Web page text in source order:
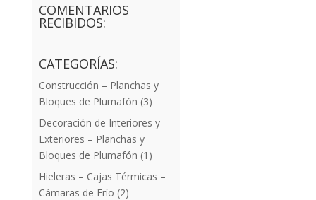
COMENTARIOS
RECIBIDOS:
CATEGORÍAS:
Construcción – Planchas y
Bloques de Plumafón (3)
Decoración de Interiores y
Exteriores – Planchas y
Bloques de Plumafón (1)
Hieleras – Cajas Térmicas –
Cámaras de Frío (2)